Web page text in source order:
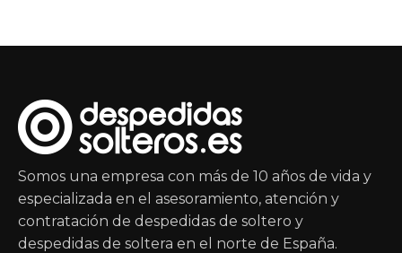
Somos una empresa con más de 10 años de vida y
especializada en el asesoramiento, atención y
contratación de despedidas de soltero y
despedidas de soltera en el norte de España.